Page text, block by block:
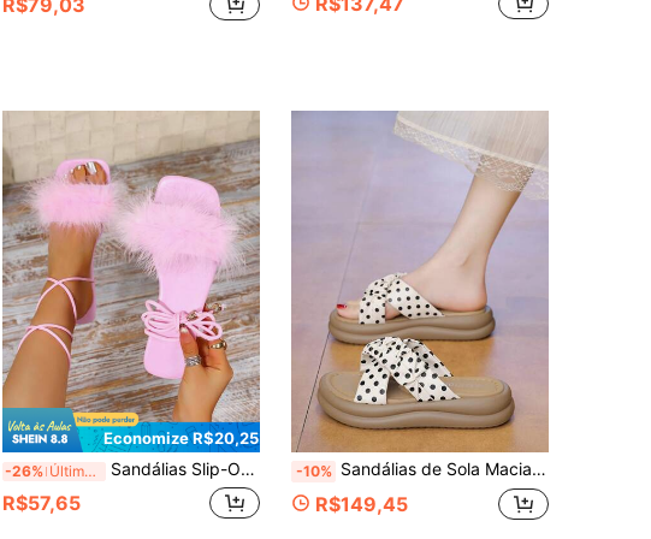
Economize R$20,25
-26% Últimos 3 dias Sandálias Slip-On Planas e Fofas Femininas, Sapatos de Festa Casual e Casamento com Laço, Estilo Fada (Tamanho Grande)
R$57,65
-10% Sandálias de Sola Macia e Confortável, Adequadas para Férias na Praia, Sapatos Femininos de Lazer Doméstico, Novas Sandálias Femininas de Sola Grossa em Cor Sólida
R$149,45